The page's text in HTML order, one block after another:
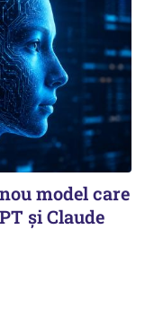
model care
și Claude